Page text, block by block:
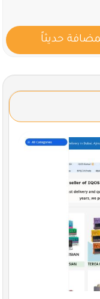
حديثاً